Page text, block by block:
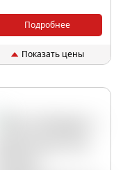
Подробнее
Показать цены